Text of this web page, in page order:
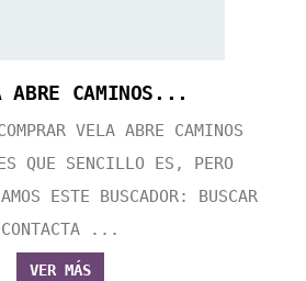
ABRE CAMINOS...
VELA ABRE CAMINOS
QUE SENCILLO ES, PERO
ESTE BUSCADOR: BUSCAR
CONTACTA ...
VER MÁS